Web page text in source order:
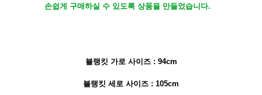
손쉽게 구매하실 수 있도록 상품을 만들었습니다.
블랭킷 가로 사이즈 : 94cm
블랭킷 세로 사이즈 : 105cm